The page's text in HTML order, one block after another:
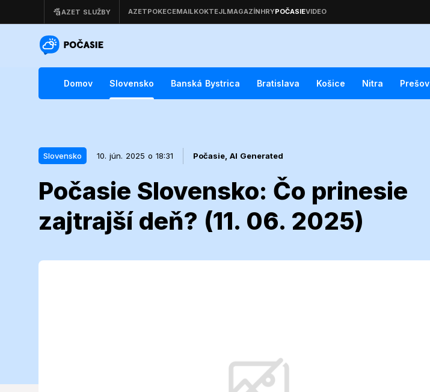
Domov Slovensko Banská Bystrica Bratislava Košice Nitra Prešov
Slovensko 10. jún. 2025 o 18:31 Počasie, AI Generated
Počasie Slovensko: Čo prinesie
zajtrajší deň? (11. 06. 2025)
Slovensko
Počasie Slovensko: Čo
Získajte prehľad o počasí na Slovensku pre 11. júna 2025.